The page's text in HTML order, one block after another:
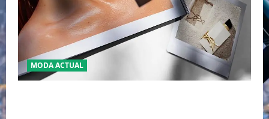
MODA ACTUAL